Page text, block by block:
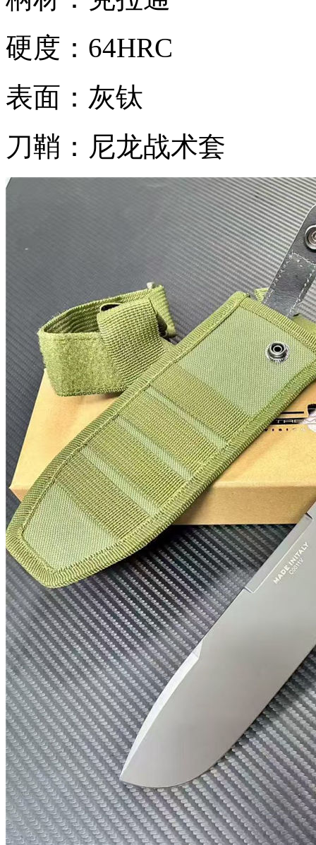
硬度：64HRC
表面：灰钛
刀鞘：尼龙战术套